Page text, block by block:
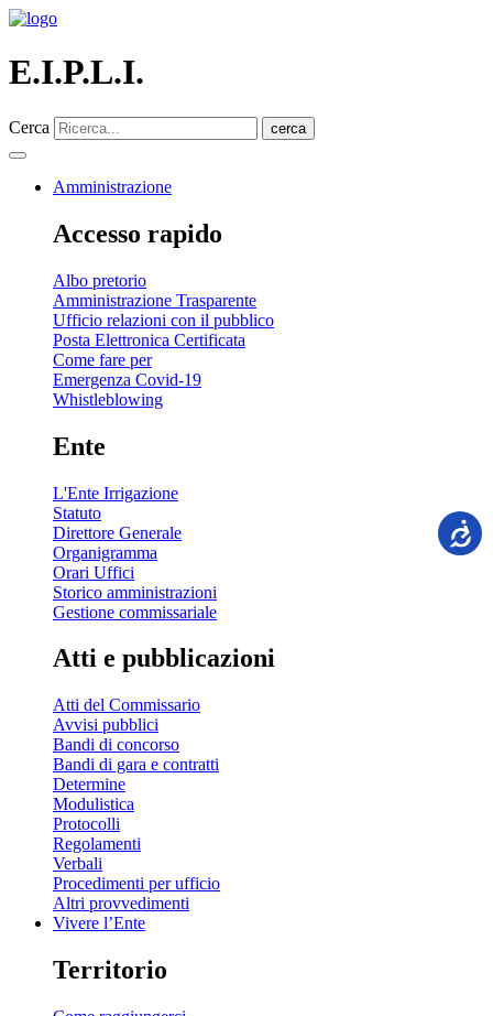
E.I.P.L.I.
Cerca cerca
Amministrazione
Accesso rapido
Albo pretorio
Amministrazione Trasparente
Ufficio relazioni con il pubblico
Posta Elettronica Certificata
Come fare per
Emergenza Covid-19
Whistleblowing
Ente
L'Ente Irrigazione
Statuto
Direttore Generale
Organigramma
Orari Uffici
Storico amministrazioni
Gestione commissariale
Atti e pubblicazioni
Atti del Commissario
Avvisi pubblici
Bandi di concorso
Bandi di gara e contratti
Determine
Modulistica
Protocolli
Regolamenti
Verbali
Procedimenti per ufficio
Altri provvedimenti
Vivere l’Ente
Territorio